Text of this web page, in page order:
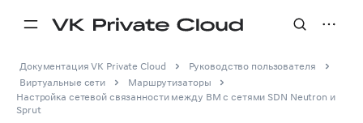
Документация VK Private Cloud
Руководство пользователя
Виртуальные сети
Маршрутизаторы
Настройка сетевой связанности между ВМ с сетями SDN Neutron и
Sprut